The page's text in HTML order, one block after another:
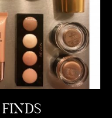
FINDS